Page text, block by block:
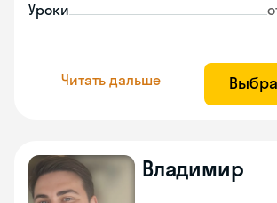
Уроки
Читать дальше
Владимир